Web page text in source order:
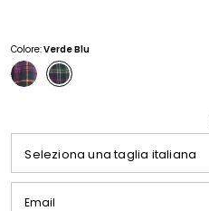
Colore:Verde Blu
Seleziona una taglia italiana
Email